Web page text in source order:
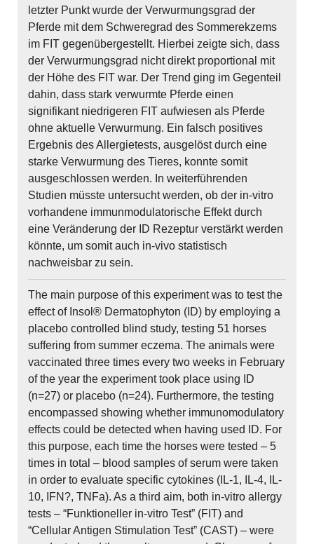
letzter Punkt wurde der Verwurmungsgrad der
Pferde mit dem Schweregrad des Sommerekzems
im FIT gegenübergestellt. Hierbei zeigte sich, dass
der Verwurmungsgrad nicht direkt proportional mit
der Höhe des FIT war. Der Trend ging im Gegenteil
dahin, dass stark verwurmte Pferde einen
signifikant niedrigeren FIT aufwiesen als Pferde
ohne aktuelle Verwurmung. Ein falsch positives
Ergebnis des Allergietests, ausgelöst durch eine
starke Verwurmung des Tieres, konnte somit
ausgeschlossen werden. In weiterführenden
Studien müsste untersucht werden, ob der in-vitro
vorhandene immunmodulatorische Effekt durch
eine Veränderung der ID Rezeptur verstärkt werden
könnte, um somit auch in-vivo statistisch
nachweisbar zu sein.
The main purpose of this experiment was to test the
effect of Insol® Dermatophyton (ID) by employing a
placebo controlled blind study, testing 51 horses
suffering from summer eczema. The animals were
vaccinated three times every two weeks in February
of the year the experiment took place using ID
(n=27) or placebo (n=24). Furthermore, the testing
encompassed showing whether immunomodulatory
effects could be detected when having used ID. For
this purpose, each time the horses were tested – 5
times in total – blood samples of serum were taken
in order to evaluate specific cytokines (IL-1, IL-4, IL-
10, IFN?, TNFa). As a third aim, both in-vitro allergy
tests – “Funktioneller in-vitro Test” (FIT) and
“Cellular Antigen Stimulation Test” (CAST) – were